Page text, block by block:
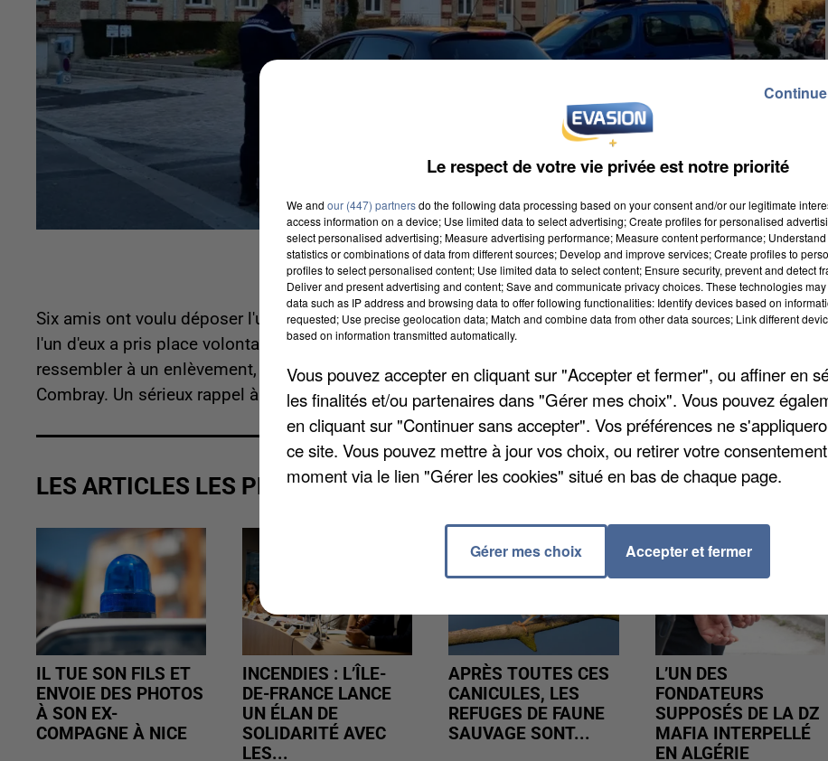
Six amis ont voulu déposer l'un des leurs à la gare de Chartres. Sous-estimant la capacité de la voiture,
l'un d'eux a pris place volontairement dans le coffre du véhicule. Avisés des faits de ce qui pouvait
ressembler à un enlèvement, les gendarmes ont contrôlé le propriétaire du véhicule qui réside à Illiers-
Combray. Un sérieux rappel à l'ordre lui a été prodigué.
LES ARTICLES LES PLUS VUS
IL TUE SON FILS ET
ENVOIE DES PHOTOS
À SON EX-
COMPAGNE À NICE
INCENDIES : L’ÎLE-
DE-FRANCE LANCE
UN ÉLAN DE
SOLIDARITÉ AVEC
LES...
APRÈS TOUTES CES
CANICULES, LES
REFUGES DE FAUNE
SAUVAGE SONT...
L’UN DES
FONDATEURS
SUPPOSÉS DE LA DZ
MAFIA INTERPELLÉ
EN ALGÉRIE
Le respect de votre vie privée est notre priorité
We and our (447) partnersdo the following data processing based on your consent and/or our legitimate
access information on a device; Use limited data to select advertising; Create profiles for personalised
select personalised advertising; Measure advertising performance; Measure content performance;
statistics or combinations of data from different sources; Develop and improve services; Create profiles to
profiles to select personalised content; Use limited data to select content; Ensure security, prevent and detect
Deliver and present advertising and content; Save and communicate privacy choices. These technologies
data such as IP address and browsing data to offer following functionalities: Identify devices based on
requested; Use precise geolocation data; Match and combine data from other data sources; Link different
based on information transmitted automatically.
Vous pouvez accepter en cliquant sur "Accepter et fermer", ou affiner en
les finalités et/ou partenaires dans "Gérer mes choix". Vous pouvez
en cliquant sur "Continuer sans accepter". Vos préférences ne
ce site. Vous pouvez mettre à jour vos choix, ou retirer votre
moment via le lien "Gérer les cookies" situé en bas de chaque page.
Gérer mes choix Accepter et fermer